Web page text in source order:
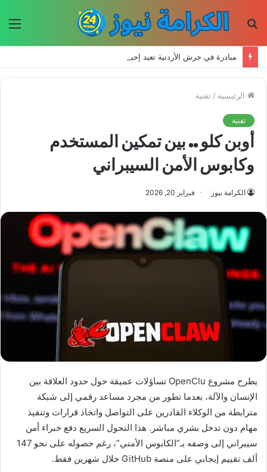
الرئيسية / تقنية
تقنية
أوبن كلو .. بين تمكين المستخدم
وكابوس الأمن السيبراني
الكرامة نيوز فبراير 20, 2026
يطرح مشروع OpenClu تساؤلات عميقة حول حدود العلاقة بين
الإنسان والآلة، بعدما تطور من مجرد مساعد رقمي إلى شبكة
مترابطة من الوكلاء القادرين على التواصل واتخاذ قرارات وتنفيذ
مهام دون تدخل بشري مباشر. هذا التحول السريع دفع خبراء أمن
سيبراني إلى وصفه بـ”الكابوس الأمني”، رغم حصوله على نحو 147
ألف تقييم إيجابي على منصة GitHub خلال شهرين فقط.